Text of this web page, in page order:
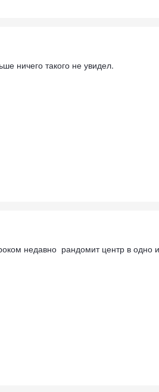
ничего такого не увидел.
недавно рандомит центр в одно